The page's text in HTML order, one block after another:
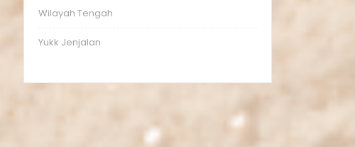
Wilayah Tengah
Yukk Jenjalan